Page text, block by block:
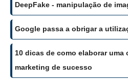
DeepFake - manipulação de
Google passa a obrigar a
10 dicas de como elaborar uma
marketing de sucesso